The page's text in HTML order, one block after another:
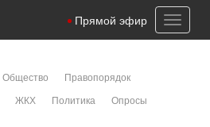
Toggle
Прямой эфир
Общество
Правопорядок
ЖКХ Политика
Опросы